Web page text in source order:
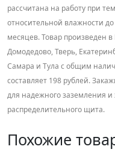
рассчитана на работу при
относительной влажности
месяцев. Товар произведен в
Домодедово, Тверь,
Самара и Тула с общим
составляет 198 рублей.
для надежного заземления
распределительного щита.
Похожие